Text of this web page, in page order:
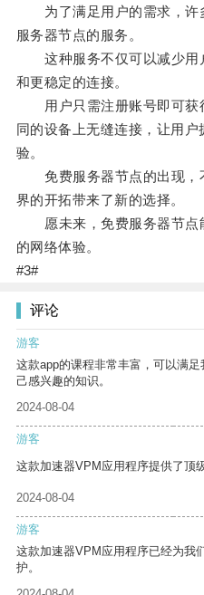
为了满足用户的需求，许
服务器节点的服务。
这种服务不仅可以减少用
和更稳定的连接。
用户只需注册账号即可获
同的设备上无缝连接，让用
验。
免费服务器节点的出现，
界的开拓带来了新的选择。
愿未来，免费服务器节点
的网络体验。
#3#
评论
游客
这款app的课程非常丰富，可以满
己感兴趣的知识。
2024-08-04
游客
这款加速器VPM应用程序提供了顶
2024-08-04
游客
这款加速器VPM应用程序已经为我
护。